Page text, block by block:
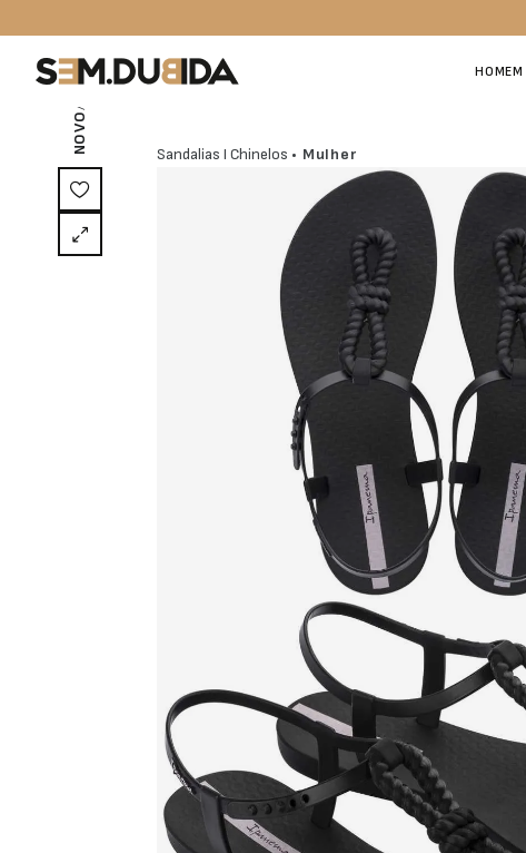
HOMEM
NOVO
/ EXCLUSIVO ON-LINE
Sandalias I Chinelos • Mulher